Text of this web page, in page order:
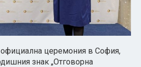
церемония в София,
знак „Отговорна